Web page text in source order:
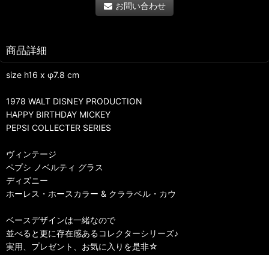
お問い合わせ
商品詳細
size h16 x φ7.8 cm
1978 WALT DISNEY PRODUCTION
HAPPY BIRTHDAY MICKEY
PEPSI COLLECTER SERIES
ヴィンテージ
ペプシ ノベルティ グラス
ディズニー
ホーレス・ホースカラー & クララベル・カウ
ベースデザインは一緒なので
並べると更に存在感あるコレクターシリーズ♪
実用、プレゼント、お気に入りを是非☆